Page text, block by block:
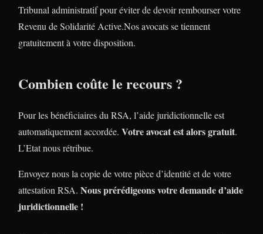
Tribunal administratif pour éviter de devoir rembourser votre
Revenu de Solidarité Active.Nos avocats se tiennent
gratuitement à votre disposition.
Combien coûte le recours ?
Pour les bénéficiaires du RSA, l’aide juridictionnelle est
automatiquement accordée. Votre avocat est alors gratuit.
L’Etat nous rétribue.
Envoyez nous la copie de votre pièce d’identité et de votre
attestation RSA. Nous prérédigeons votre demande d’aide
juridictionnelle !